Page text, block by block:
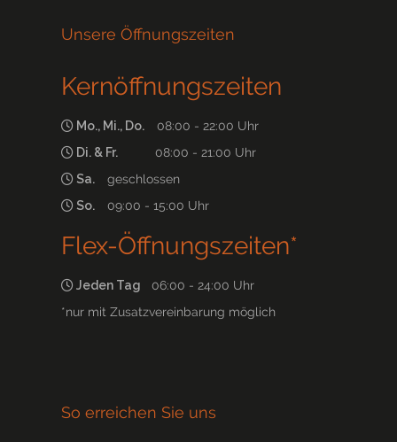
Unsere Öffnungszeiten
Kernöffnungszeiten
Mo., Mi., Do.
08:00 - 22:00 Uhr
Di. & Fr.
08:00 - 21:00 Uhr
Sa.
geschlossen
So.
09:00 - 15:00 Uhr
Flex-Öffnungszeiten*
Jeden Tag 06:00 - 24:00 Uhr
*nur mit Zusatzvereinbarung möglich
So erreichen Sie uns